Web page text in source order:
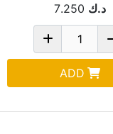
د.ك 7.250
ADD